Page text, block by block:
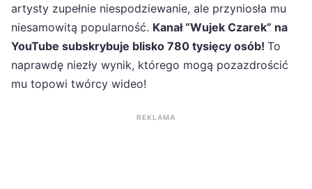
artysty zupełnie niespodziewanie, ale przyniosła mu
niesamowitą popularność. Kanał “Wujek Czarek” na
YouTube subskrybuje blisko 780 tysięcy osób! To
naprawdę niezły wynik, którego mogą pozazdrościć
mu topowi twórcy wideo!
REKLAMA